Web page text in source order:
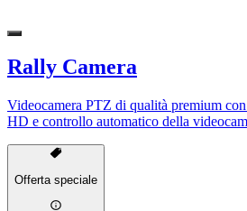
Rally Camera
Videocamera PTZ di qualità premium
HD e controllo automatico della
Offerta speciale